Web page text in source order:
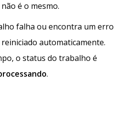
é o mesmo.
falha ou encontra um erro
automaticamente.
o status do trabalho é
.